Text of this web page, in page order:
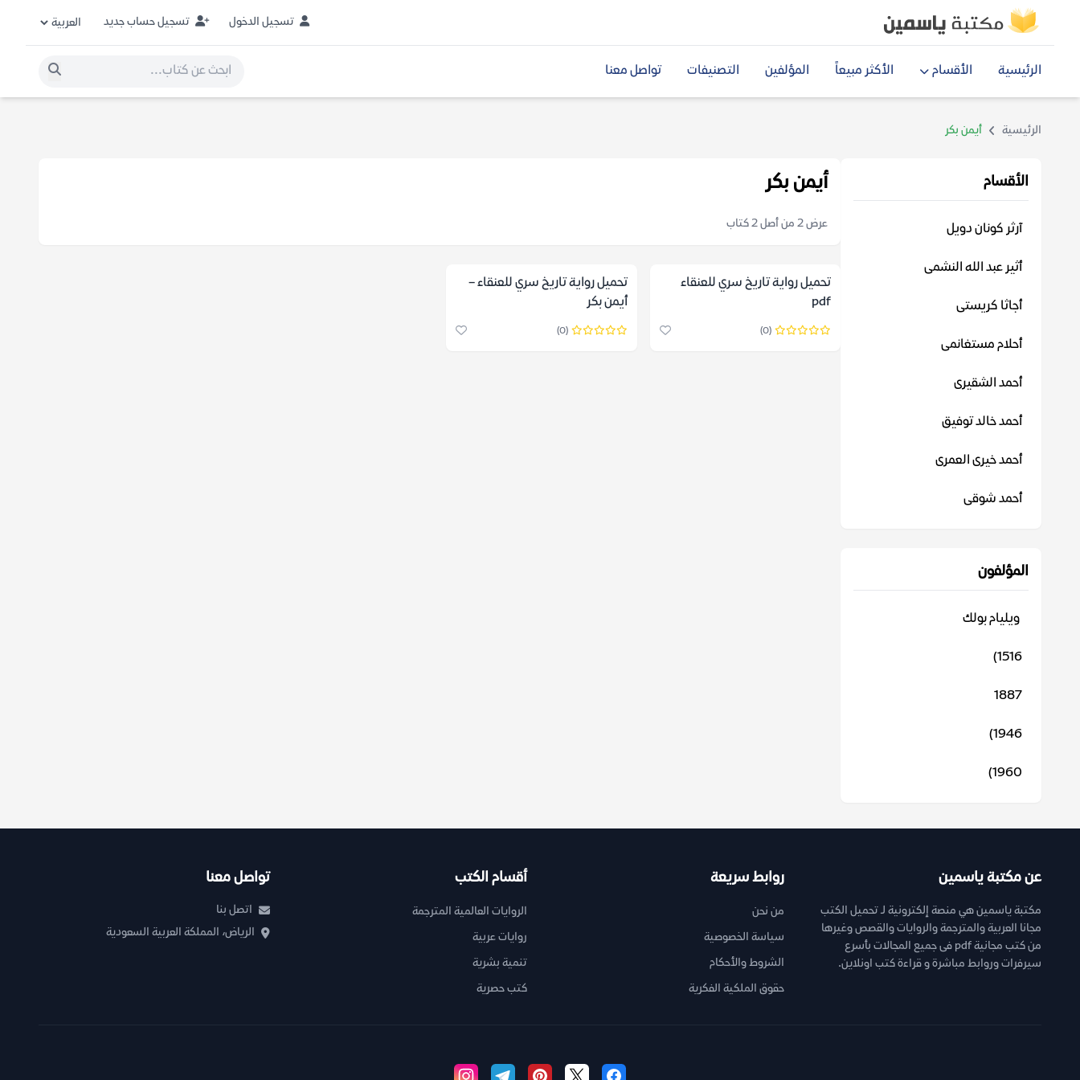
تسجيل الدخول تسجيل حساب جديد
الرئيسية الأقسام الأكثر مبيعاً المؤلفين التصنيفات تواصل معنا
الرئيسية أيمن بكر
الأقسام
آرثر كونان دويل
أثير عبد الله النشمى
أجاثا كريستى
أحلام مستغانمى
أحمد الشقيرى
أحمد خالد توفيق
أحمد خيرى العمرى
أحمد شوقى
المؤلفون
‬ ويليام بولك
1516)
1887
1946)
1960)
أيمن بكر
عرض 2 من أصل 2 كتاب
تحميل رواية تاريخ سري للعنقاء
pdf
(0)
تحميل رواية تاريخ سري للعنقاء –
أيمن بكر
(0)
عن مكتبة ياسمين
مكتبة ياسمين هي منصة إلكترونية لـ تحميل الكتب
مجانا العربية والمترجمة والروايات والقصص وغيرها
من كتب مجانية pdf فى جميع المجالات بأسرع
سيرفرات وروابط مباشرة و قراءة كتب اونلاين.
روابط سريعة
من نحن
سياسة الخصوصية
الشروط والأحكام
حقوق الملكية الفكرية
أقسام الكتب
الروايات العالمية المترجمة
روايات عربية
تنمية بشرية
كتب حصرية
تواصل معنا
اتصل بنا
الرياض، المملكة العربية السعودية